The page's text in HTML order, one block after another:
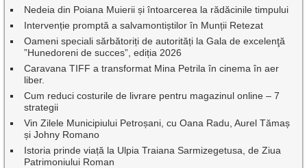
Nedeia din Poiana Muierii și întoarcerea la rădăcinile timpului
Intervenție promptă a salvamontiștilor în Munții Retezat
Oameni speciali sărbătoriți de autorități la Gala de excelenţă
”Hunedoreni de succes”, ediția 2026
Caravana TIFF a transformat Mina Petrila în cinema în aer
liber.
Cum reduci costurile de livrare pentru magazinul online – 7
strategii
Vin Zilele Municipiului Petroșani, cu Oana Radu, Aurel Tămaș
și Johny Romano
Istoria prinde viață la Ulpia Traiana Sarmizegetusa, de Ziua
Patrimoniului Roman